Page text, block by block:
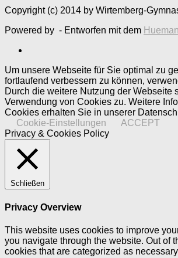
Copyright (c) 2014 by Wirtemberg-
Powered by - Entworfen mit dem
Um unsere Webseite für Sie optimal zu
fortlaufend verbessern zu können,
Durch die weitere Nutzung der Webseite
Verwendung von Cookies zu. Weitere
Cookies erhalten Sie in unserer
Cookie-Einstellungen
ACCEPT
Privacy & Cookies Policy
Schließen
Privacy Overview
This website uses cookies to improve
you navigate through the website. Out of
cookies that are categorized as